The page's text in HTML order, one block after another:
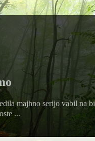
majhno serijo vabil na
...